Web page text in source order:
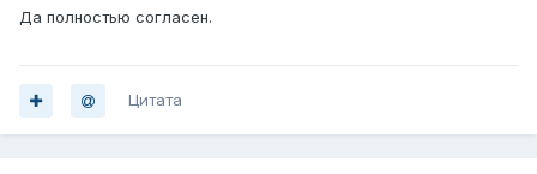
Да полностью согласен.
Цитата